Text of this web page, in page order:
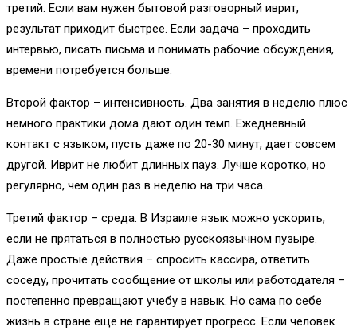
третий. Если вам нужен бытовой разговорный иврит,
результат приходит быстрее. Если задача – проходить
интервью, писать письма и понимать рабочие обсуждения,
времени потребуется больше.
Второй фактор – интенсивность. Два занятия в неделю плюс
немного практики дома дают один темп. Ежедневный
контакт с языком, пусть даже по 20-30 минут, дает совсем
другой. Иврит не любит длинных пауз. Лучше коротко, но
регулярно, чем один раз в неделю на три часа.
Третий фактор – среда. В Израиле язык можно ускорить,
если не прятаться в полностью русскоязычном пузыре.
Даже простые действия – спросить кассира, ответить
соседу, прочитать сообщение от школы или работодателя –
постепенно превращают учебу в навык. Но сама по себе
жизнь в стране еще не гарантирует прогресс. Если человек